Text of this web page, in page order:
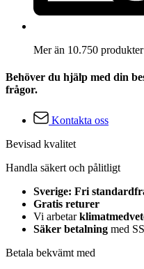
Mer än 10.750 produkter
Behöver du hjälp med din
frågor.
Kontakta oss
Bevisad kvalitet
Handla säkert och pålitligt
Sverige: Fri
Gratis returer
Vi arbetar
Säker betalning med
Betala bekvämt med